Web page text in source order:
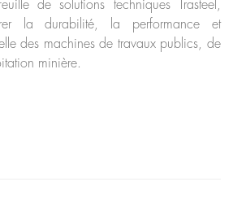
de solutions techniques Trasteel,
la durabilité, la performance et
des machines de travaux publics, de
minière.